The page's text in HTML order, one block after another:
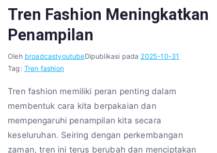
Tren Fashion Meningkatkan
Penampilan
Oleh broadcastyoutubeDipublikasi pada 2025-10-31
Tag: Tren fashion
Tren fashion memiliki peran penting dalam
membentuk cara kita berpakaian dan
mempengaruhi penampilan kita secara
keseluruhan. Seiring dengan perkembangan
zaman, tren ini terus berubah dan menciptakan